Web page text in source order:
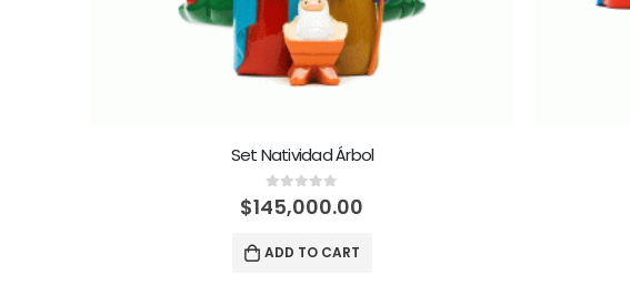
Set Natividad Árbol
0 out of 5
$145,000.00
ADD TO CART